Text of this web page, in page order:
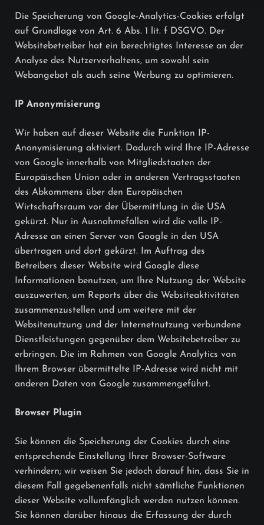
Die Speicherung von Google-Analytics-Cookies erfolgt
auf Grundlage von Art. 6 Abs. 1 lit. f DSGVO. Der
Websitebetreiber hat ein berechtigtes Interesse an der
Analyse des Nutzerverhaltens, um sowohl sein
Webangebot als auch seine Werbung zu optimieren.
IP Anonymisierung
Wir haben auf dieser Website die Funktion IP-
Anonymisierung aktiviert. Dadurch wird Ihre IP-Adresse
von Google innerhalb von Mitgliedstaaten der
Europäischen Union oder in anderen Vertragsstaaten
des Abkommens über den Europäischen
Wirtschaftsraum vor der Übermittlung in die USA
gekürzt. Nur in Ausnahmefällen wird die volle IP-
Adresse an einen Server von Google in den USA
übertragen und dort gekürzt. Im Auftrag des
Betreibers dieser Website wird Google diese
Informationen benutzen, um Ihre Nutzung der Website
auszuwerten, um Reports über die Websiteaktivitäten
zusammenzustellen und um weitere mit der
Websitenutzung und der Internetnutzung verbundene
Dienstleistungen gegenüber dem Websitebetreiber zu
erbringen. Die im Rahmen von Google Analytics von
Ihrem Browser übermittelte IP-Adresse wird nicht mit
anderen Daten von Google zusammengeführt.
Browser Plugin
Sie können die Speicherung der Cookies durch eine
entsprechende Einstellung Ihrer Browser-Software
verhindern; wir weisen Sie jedoch darauf hin, dass Sie in
diesem Fall gegebenenfalls nicht sämtliche Funktionen
dieser Website vollumfänglich werden nutzen können.
Sie können darüber hinaus die Erfassung der durch